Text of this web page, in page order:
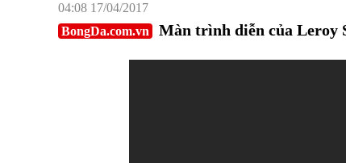
04:08 17/04/2017
BongDa.com.vn
Màn trình diễn của Leroy